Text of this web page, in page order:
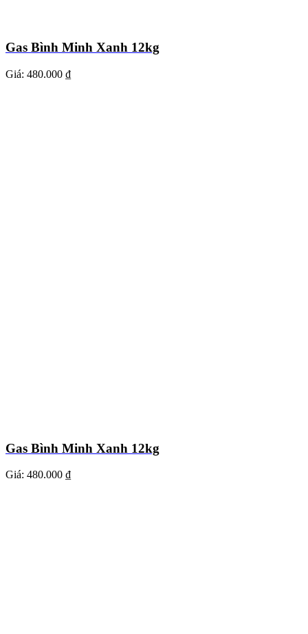
Gas Bình Minh Xanh 12kg
Giá: 480.000 ₫
Gas Bình Minh Xanh 12kg
Giá: 480.000 ₫